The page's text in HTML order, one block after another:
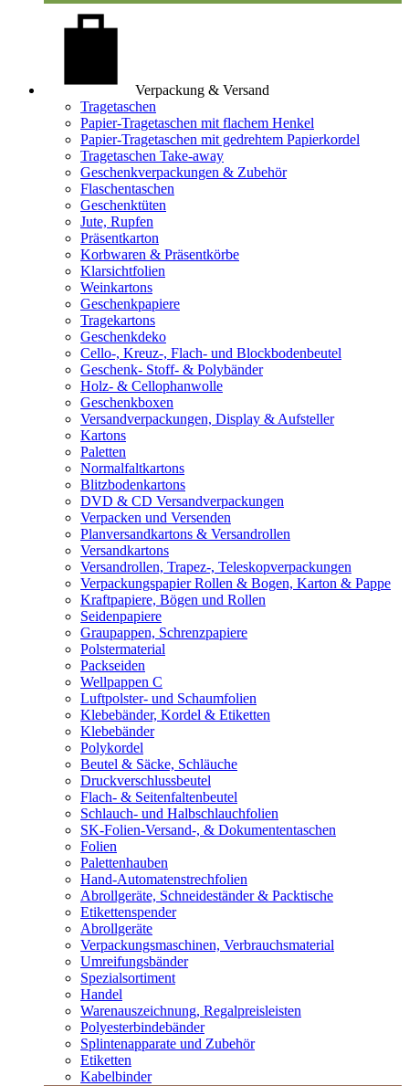
Verpackung & Versand
Tragetaschen
Papier-Tragetaschen mit flachem Henkel
Papier-Tragetaschen mit gedrehtem Papierkordel
Tragetaschen Take-away
Geschenkverpackungen & Zubehör
Flaschentaschen
Geschenktüten
Jute, Rupfen
Präsentkarton
Korbwaren & Präsentkörbe
Klarsichtfolien
Weinkartons
Geschenkpapiere
Tragekartons
Geschenkdeko
Cello-, Kreuz-, Flach- und Blockbodenbeutel
Geschenk- Stoff- & Polybänder
Holz- & Cellophanwolle
Geschenkboxen
Versandverpackungen, Display & Aufsteller
Kartons
Paletten
Normalfaltkartons
Blitzbodenkartons
DVD & CD Versandverpackungen
Verpacken und Versenden
Planversandkartons & Versandrollen
Versandkartons
Versandrollen, Trapez-, Teleskopverpackungen
Verpackungspapier Rollen & Bogen, Karton & Pappe
Kraftpapiere, Bögen und Rollen
Seidenpapiere
Graupappen, Schrenzpapiere
Polstermaterial
Packseiden
Wellpappen C
Luftpolster- und Schaumfolien
Klebebänder, Kordel & Etiketten
Klebebänder
Polykordel
Beutel & Säcke, Schläuche
Druckverschlussbeutel
Flach- & Seitenfaltenbeutel
Schlauch- und Halbschlauchfolien
SK-Folien-Versand-, & Dokumententaschen
Folien
Palettenhauben
Hand-Automatenstrechfolien
Abrollgeräte, Schneideständer & Packtische
Etikettenspender
Abrollgeräte
Verpackungsmaschinen, Verbrauchsmaterial
Umreifungsbänder
Spezialsortiment
Handel
Warenauszeichnung, Regalpreisleisten
Polyesterbindebänder
Splintenapparate und Zubehör
Etiketten
Kabelbinder